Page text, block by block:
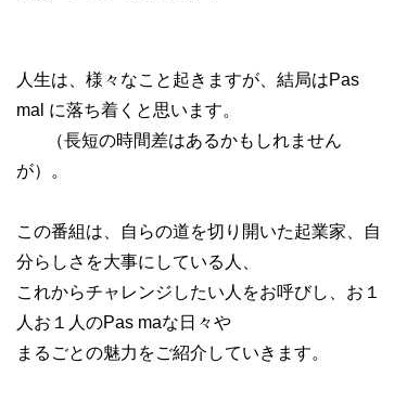
人生は、様々なこと起きますが、結局はPas
mal に落ち着くと思います。
（長短の時間差はあるかもしれません
が）。
この番組は、自らの道を切り開いた起業家、自
分らしさを大事にしている人、
これからチャレンジしたい人をお呼びし、お１
人お１人のPas maな日々や
まるごとの魅力をご紹介していきます。